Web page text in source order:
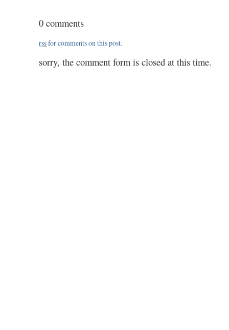
archie
0 comments
rssfor comments on this post.
sorry, the comment form is closed at this time.